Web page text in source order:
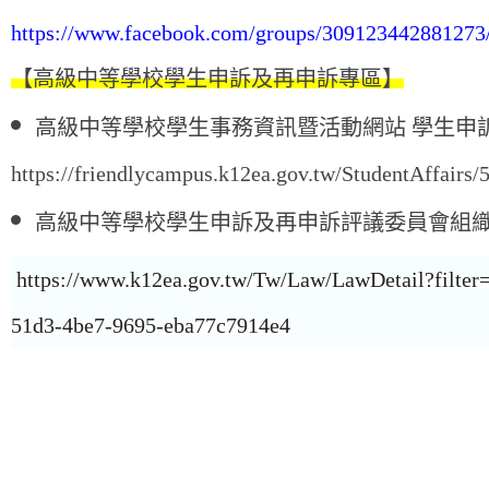
https://www.facebook.com/groups/
【高級中等學校學生申訴及再申訴專區】
高級中等學校學生事務資訊暨活動網站 學生申
https://friendlycampus.k12ea.gov.tw/StudentAffairs/
高級中等學校學生申訴及再申訴評議委員會組
https://www.k12ea.gov.tw/Tw/Law/
51d3-4be7-9695-eba77c7914e4